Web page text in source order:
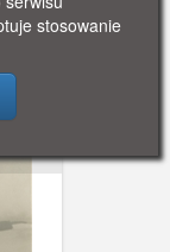
wstosowanie